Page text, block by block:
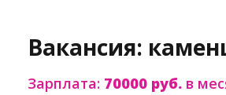
Вакансия:
Зарплата: 70000 руб. в